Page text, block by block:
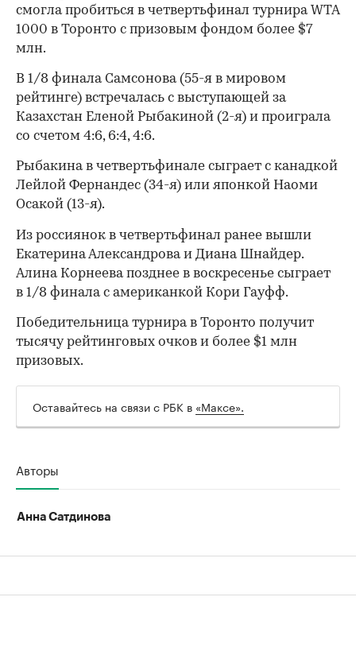
смогла пробиться в четвертьфинал турнира WTA
1000 в Торонто с призовым фондом более $7
млн.
В 1/8 финала Самсонова (55-я в мировом
рейтинге) встречалась с выступающей за
Казахстан Еленой Рыбакиной (2-я) и проиграла
со счетом 4:6, 6:4, 4:6.
Рыбакина в четвертьфинале сыграет с канадкой
Лейлой Фернандес (34-я) или японкой Наоми
Осакой (13-я).
00:00 / 00:00
Из россиянок в четвертьфинал ранее вышли
Екатерина Александрова и Диана Шнайдер.
Алина Корнеева позднее в воскресенье сыграет
в 1/8 финала с американкой Кори Гауфф.
Победительница турнира в Торонто получит
тысячу рейтинговых очков и более $1 млн
призовых.
Оставайтесь на связи с РБК в «Максе».
Авторы
Анна Сатдинова